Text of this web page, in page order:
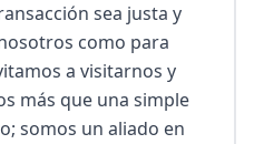
sea justa y
como para
a visitarnos y
más que una simple
somos un aliado en